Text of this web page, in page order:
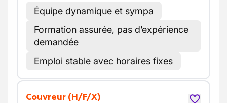
Équipe dynamique et sympa
Formation assurée, pas d’expérience
demandée
Emploi stable avec horaires fixes
Couvreur (H/F/X)